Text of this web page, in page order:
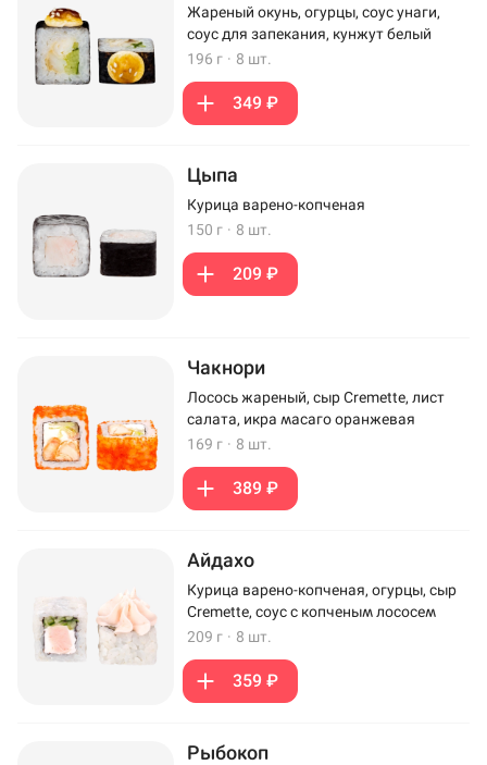
Жареный окунь, огурцы, соус унаги,
соус для запекания, кунжут белый
196 г · 8 шт.
349 ₽
Цыпа
Курица варено-копченая
150 г · 8 шт.
209 ₽
Чакнори
Лосось жареный, сыр Cremette, лист
салата, икра масаго оранжевая
169 г · 8 шт.
389 ₽
Айдахо
Курица варено-копченая, огурцы, сыр
Cremette, соус с копченым лососем
209 г · 8 шт.
359 ₽
Рыбокоп